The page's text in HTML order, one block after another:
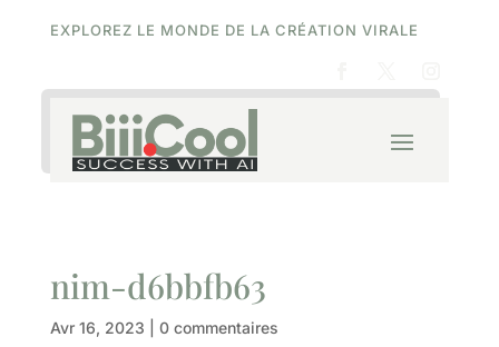
EXPLOREZ LE MONDE DE LA CRÉATION VIRALE
nim-d6bbfb63
Avr 16, 2023 0 commentaires